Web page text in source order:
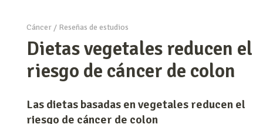
Cáncer/ Reseñas de estudios
Dietas vegetales reducen el
riesgo de cáncer de colon
Las dietas basadas en vegetales reducen el
riesgo de cáncer de colon